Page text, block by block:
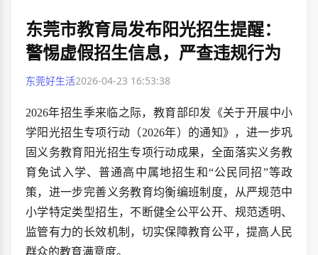
东莞市教育局发布阳光招生提醒：
警惕虚假招生信息，严查违规行为
东莞好生活2026-04-23 16:53:38
2026年招生季来临之际，教育部印发《关于开展中小
学阳光招生专项行动（2026年）的通知》，进一步巩
固义务教育阳光招生专项行动成果，全面落实义务教
育免试入学、普通高中属地招生和“公民同招”等政
策，进一步完善义务教育均衡编班制度，从严规范中
小学特定类型招生，不断健全公平公开、规范透明、
监管有力的长效机制，切实保障教育公平，提高人民
群众的教育满意度。